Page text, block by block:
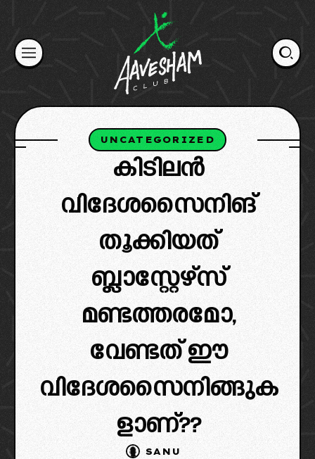
content
UNCATEGORIZED
കിടിലൻ
വിദേശസൈനിങ്
തൂക്കിയത്
ബ്ലാസ്റ്റേഴ്‌സ്
മണ്ടത്തരമോ,
വേണ്ടത് ഈ
വിദേശസൈനിങ്ങുക
ളാണ്??
SANU